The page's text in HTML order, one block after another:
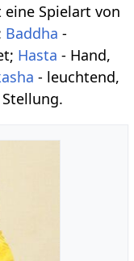
eine Spielart von
Baddha -
Hasta - Hand,
- leuchtend,